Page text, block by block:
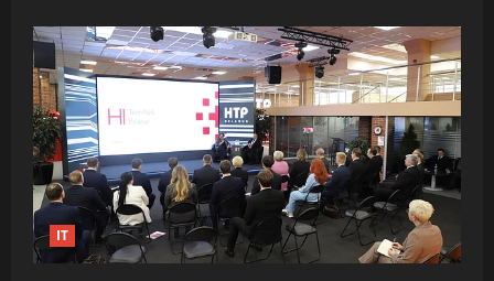
ИИ
почти
удвоил
скорость
разработки
софта,
обрушив
качество
IT